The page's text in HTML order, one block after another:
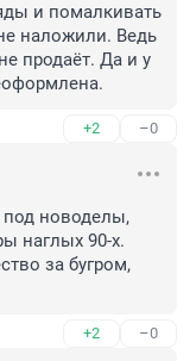
и помалкивать
наложили. Ведь
продаёт. Да и у
+2 –0
под новоделы,
наглых 90-х.
за бугром,
+2 –0